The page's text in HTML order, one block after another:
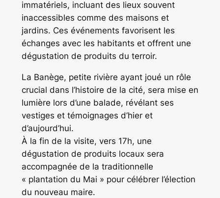
immatériels, incluant des lieux souvent
inaccessibles comme des maisons et
jardins. Ces événements favorisent les
échanges avec les habitants et offrent une
dégustation de produits du terroir.
La Banège, petite rivière ayant joué un rôle
crucial dans l’histoire de la cité, sera mise en
lumière lors d’une balade, révélant ses
vestiges et témoignages d’hier et
d’aujourd’hui.
À la fin de la visite, vers 17h, une
dégustation de produits locaux sera
accompagnée de la traditionnelle
« plantation du Mai » pour célébrer l’élection
du nouveau maire.